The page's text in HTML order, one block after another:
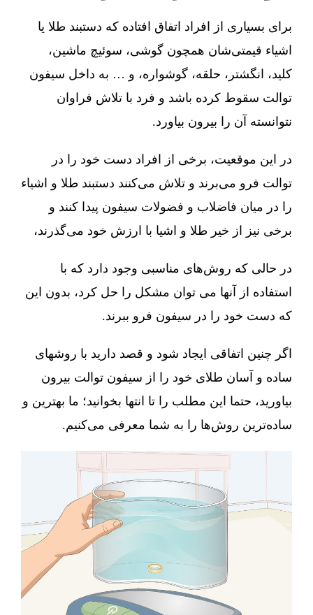
برای بسیاری از افراد اتفاق افتاده که دستبند طلا یا
اشیاء قیمتی‌شان همچون گوشی، سوئیچ ماشین،
کلید، انگشتر، حلقه، گوشواره، و … به داخل سیفون
توالت سقوط کرده باشد و فرد با تلاش فراوان
نتوانسته آن را بیرون بیاورد.
در این موقعیت، برخی از افراد دست خود را در
توالت فرو می‌برند و تلاش می‌کنند دستبند طلا و اشیاء
را در میان فاضلاب و فضولات سیفون پیدا کنند و
برخی نیز از خیر طلا و اشیا با ارزش خود می‌گذرند،
در حالی که روش‌های مناسبی وجود دارد که با
استفاده از آنها می توان مشکل را حل کرد، بدون این
که دست خود را در سیفون فرو ببرند.
اگر چنین اتفاقی ایجاد شود و قصد دارید با روشهای
ساده و آسان طلای خود را از سیفون توالت بیرون
بیاورید، حتما این مطلب را تا انتها بخوانید؛ ما بهترین و
ساده‌ترین روش‌ها را به شما معرفی می‌کنیم.